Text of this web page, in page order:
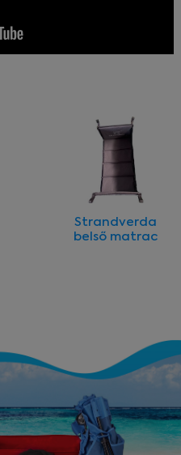
Strandverda
belső matrac